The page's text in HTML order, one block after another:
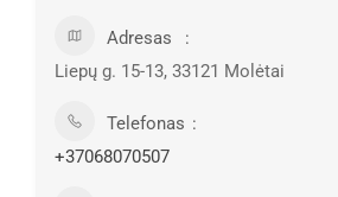
Adresas
Liepų g. 15-13, 33121 Molėtai
Telefonas
+37068070507